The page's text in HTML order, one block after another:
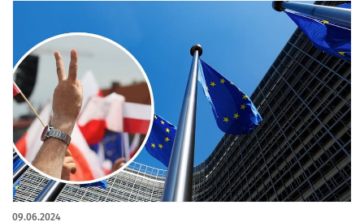
09.06.2024